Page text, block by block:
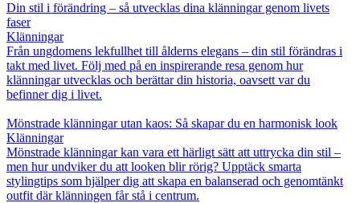
Din stil i förändring – så utvecklas dina klänningar genom livets
faser
Klänningar
Från ungdomens lekfullhet till ålderns elegans – din stil förändras i
takt med livet. Följ med på en inspirerande resa genom hur
klänningar utvecklas och berättar din historia, oavsett var du
befinner dig i livet.
Mönstrade klänningar utan kaos: Så skapar du en harmonisk look
Klänningar
Mönstrade klänningar kan vara ett härligt sätt att uttrycka din stil –
men hur undviker du att looken blir rörig? Upptäck smarta
stylingtips som hjälper dig att skapa en balanserad och genomtänkt
outfit där klänningen får stå i centrum.